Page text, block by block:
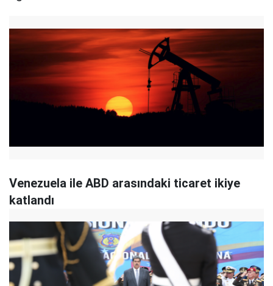
Venezuela ile ABD arasındaki ticaret ikiye
katlandı